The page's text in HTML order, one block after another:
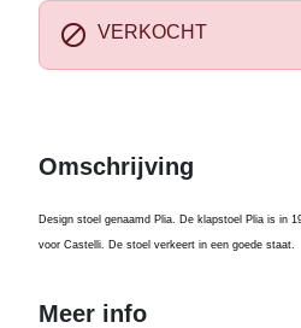
 VERKOCHT
Omschrijving
Design stoel genaamd Plia. De klapstoel Plia is in
voor Castelli. De stoel verkeert in een goede staat.
Meer info